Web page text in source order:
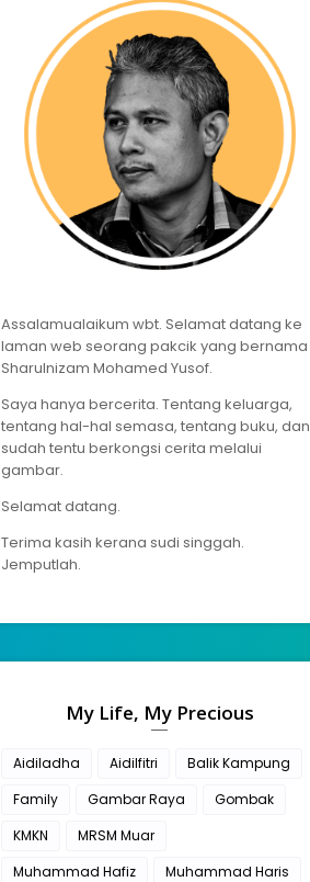
Assalamualaikum wbt. Selamat datang ke
laman web seorang pakcik yang bernama
Sharulnizam Mohamed Yusof.
Saya hanya bercerita. Tentang keluarga,
tentang hal-hal semasa, tentang buku, dan
sudah tentu berkongsi cerita melalui
gambar.
Selamat datang.
Terima kasih kerana sudi singgah.
Jemputlah.
My Life, My Precious
Aidiladha Aidilfitri
Balik Kampung
Family
Gambar Raya
Gombak
KMKN
MRSM Muar
Muhammad Hafiz
Muhammad Haris